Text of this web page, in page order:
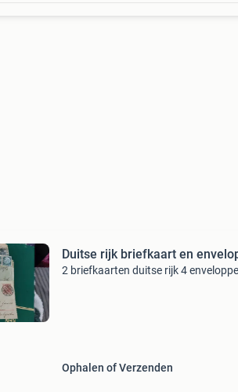
Duitse rijk briefkaart en
2 briefkaarten duitse rijk 4
Ophalen of Verzenden